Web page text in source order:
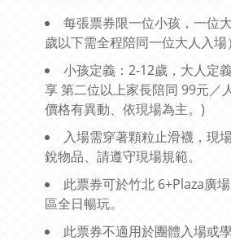
每張票券限一位小孩，一位
歲以下需全程陪同一位大人入場
小孩定義：2-12歲，大人定
享 第二位以上家長陪同 99元／
價格有異動、依現場為主。)
入場需穿著顆粒止滑襪，現
銳物品、請遵守現場規範。
此票券可於竹北 6+Plaza廣
區全日暢玩。
此票券不適用於團體入場或